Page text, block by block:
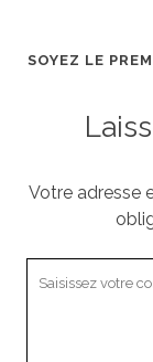
SOYEZ LE
Votre adresse